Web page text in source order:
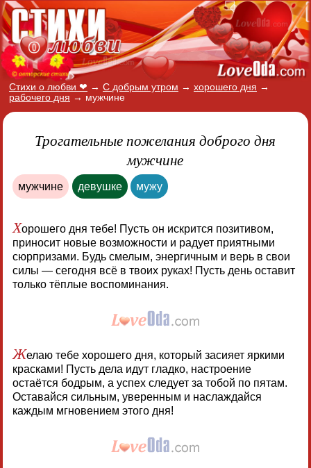
Стихи о любви ❤ → С добрым утром → хорошего дня →
рабочего дня → мужчине
Трогательные пожелания доброго дня
мужчине
мужчине девушке мужу
Хорошего дня тебе! Пусть он искрится позитивом,
приносит новые возможности и радует приятными
сюрпризами. Будь смелым, энергичным и верь в свои
силы — сегодня всё в твоих руках! Пусть день оставит
только тёплые воспоминания.
Желаю тебе хорошего дня, который засияет яркими
красками! Пусть дела идут гладко, настроение
остаётся бодрым, а успех следует за тобой по пятам.
Оставайся сильным, уверенным и наслаждайся
каждым мгновением этого дня!